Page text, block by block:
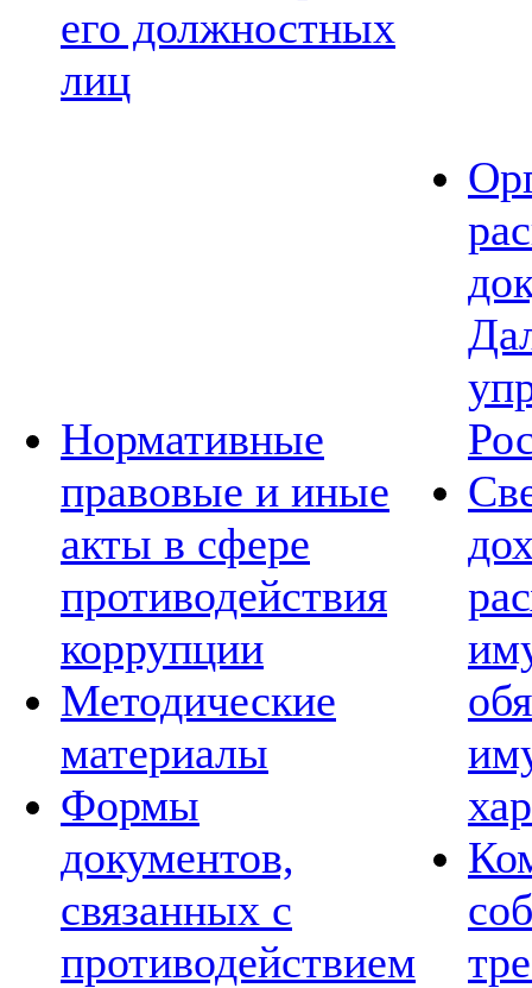
его должностных
лиц
Нормативные
правовые и иные
акты в сфере
противодействия
коррупции
Методические
материалы
Формы
документов,
связанных с
противодействием